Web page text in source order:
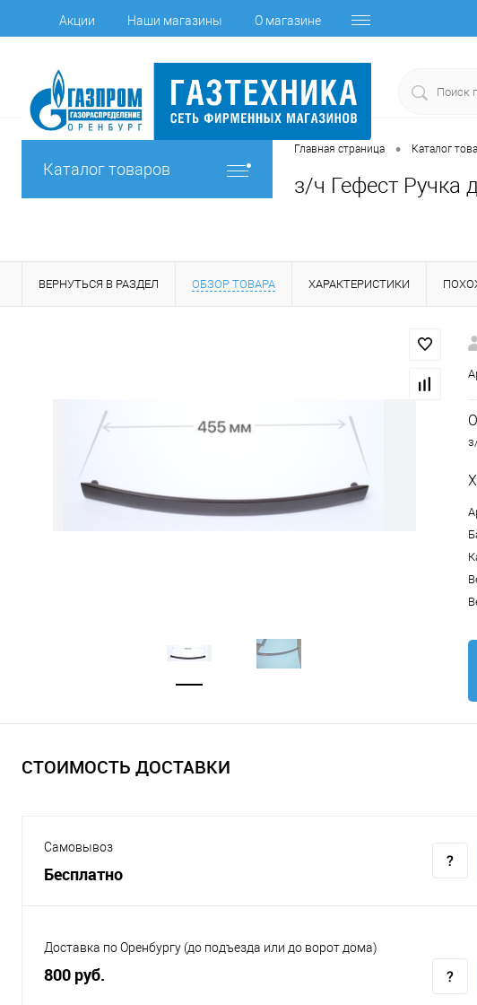
Акции Наши магазины О магазине
Каталог товаров
Главная страница • Каталог
з/ч Гефест Ручка
ВЕРНУТЬСЯ В РАЗДЕЛ ОБЗОР ТОВАРА ХАРАКТЕРИСТИКИ
СТОИМОСТЬ ДОСТАВКИ
Самовывоз
Бесплатно
Доставка по Оренбургу (до подъезда или до ворот дома)
800 руб.